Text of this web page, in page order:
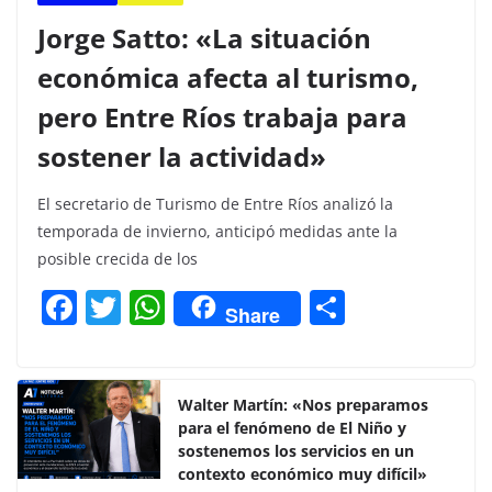
Jorge Satto: «La situación
económica afecta al turismo,
pero Entre Ríos trabaja para
sostener la actividad»
El secretario de Turismo de Entre Ríos analizó la
temporada de invierno, anticipó medidas ante la
posible crecida de los
F
c
e
b
T
itt
er
W
h
s
A
Share
p
ar
Walter Martín: «Nos preparamos
para el fenómeno de El Niño y
sostenemos los servicios en un
contexto económico muy difícil»